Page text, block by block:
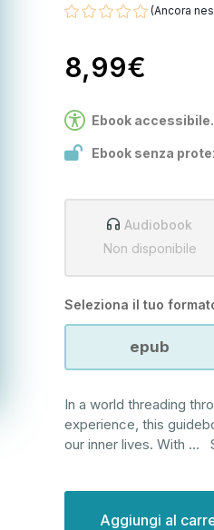
(Ancora
8,99€
Ebook senza
Ebook accessibile.
Audiobook
Non disponibile
Seleziona il tuo
epub
In a world threading
experience, this
our inner lives. With ...
attuale: